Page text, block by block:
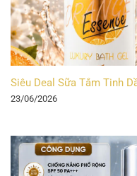
Siêu Deal Sữa Tắm Tinh
23/06/2026